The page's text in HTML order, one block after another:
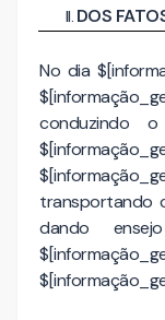
DOS
No dia
conduzindo
transportando
dando